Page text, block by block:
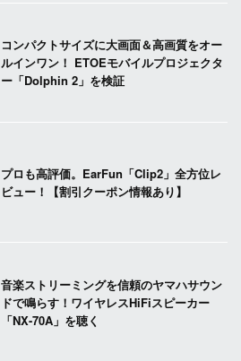
コンパクトサイズに大画面＆高画質をオー
ルインワン！ ETOEモバイルプロジェクタ
ー「Dolphin 2」を検証
プロも高評価。EarFun「Clip2」全方位レ
ビュー！【割引クーポン情報あり】
音楽ストリーミングを信頼のヤマハサウン
ドで鳴らす！ワイヤレスHiFiスピーカー
「NX-70A」を聴く